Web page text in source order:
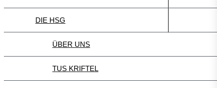
DIE HSG
ÜBER UNS
TUS KRIFTEL